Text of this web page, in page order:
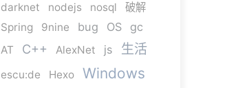
darknet
nodejs nosql
破解
Spring
9nine bug OS gc
AT C++ AlexNet js 生活
escu:de Hexo Windows